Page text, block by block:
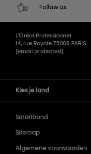
Follow us
L’Oréal Professionnel
14, rue Royale 75008 PARIS
[email protected]
Kies je land
Smartbond
Sitemap
Algemene voorwaarden